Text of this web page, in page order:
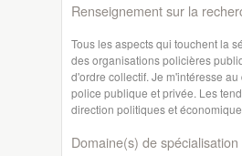
Renseignement sur la
Tous les aspects qui touchent la
des organisations policières
d'ordre collectif. Je m'intéresse
police publique et privée. Les
direction politiques et
Domaine(s) de spécialisation